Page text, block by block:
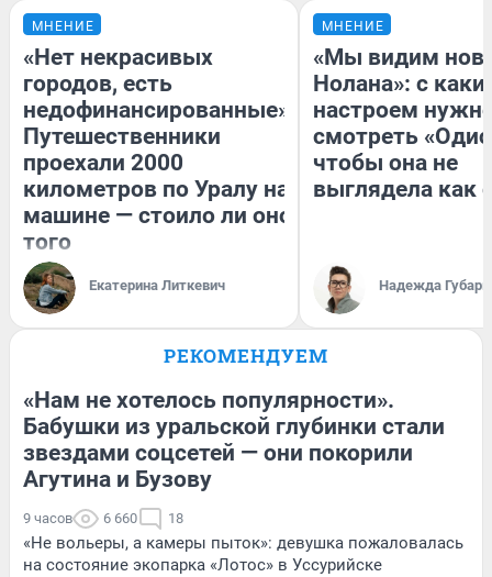
МНЕНИЕ
«Нет некрасивых
городов, есть
недофинансированные».
Путешественники
проехали 2000
километров по Уралу на
машине — стоило ли оно
того
Екатерина Литкевич
МНЕНИЕ
«Мы видим
Нолана»: с
настроем
смотреть
чтобы она не
выглядела как
Надежда Губарь
РЕКОМЕНДУЕМ
«Нам не хотелось популярности».
Бабушки из уральской глубинки стали
звездами соцсетей — они покорили
Агутина и Бузову
9 часов 6 660 18
«Не вольеры, а камеры пыток»: девушка пожаловалась
на состояние экопарка «Лотос» в Уссурийске